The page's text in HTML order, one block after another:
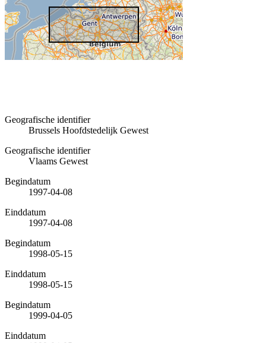
Geografische identifier
Brussels Hoofdstedelijk Gewest
Geografische identifier
Vlaams Gewest
Begindatum
1997-04-08
Einddatum
1997-04-08
Begindatum
1998-05-15
Einddatum
1998-05-15
Begindatum
1999-04-05
Einddatum